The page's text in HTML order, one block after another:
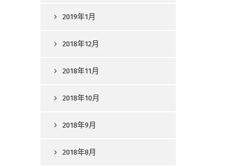
2019年1月
2018年12月
2018年11月
2018年10月
2018年9月
2018年8月